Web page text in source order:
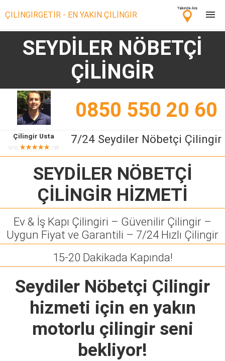
ÇİLİNGİRGETİR - EN YAKIN ÇİLİNGİR
Çilingir Ara
Çilingir misin? Bize Katıl!
SEYDİLER NÖBETÇİ
ÇİLİNGİR
0850 550 20 60
Çilingir Usta
9/10 ★★★★★ 199
7/24 Seydiler Nöbetçi Çilingir
SEYDİLER NÖBETÇİ
ÇİLİNGİR HİZMETİ
Ev & İş Kapı Çilingiri – Güvenilir Çilingir –
Uygun Fiyat ve Garantili – 7/24 Hızlı Çilingir
15-20 Dakikada Kapında!
Seydiler Nöbetçi Çilingir
hizmeti için en yakın
motorlu çilingir seni
bekliyor!